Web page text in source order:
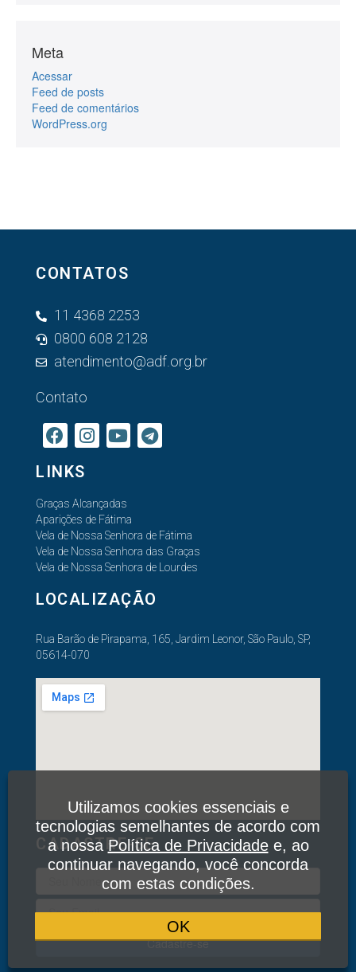
Meta
Acessar
Feed de posts
Feed de comentários
WordPress.org
CONTATOS
11 4368 2253
0800 608 2128
atendimento@adf.org.br
Contato
LINKS
Graças Alcançadas
Aparições de Fátima
Vela de Nossa Senhora de Fátima
Vela de Nossa Senhora das Graças
Vela de Nossa Senhora de Lourdes
LOCALIZAÇÃO
Rua Barão de Pirapama, 165, Jardim Leonor, São Paulo, SP,
05614-070
CADASTRE-SE
Cadastre-se
Utilizamos cookies essenciais e
tecnologias semelhantes de acordo com
a nossaPolítica de Privacidadee, ao
continuar navegando, você concorda
com estas condições.
OK